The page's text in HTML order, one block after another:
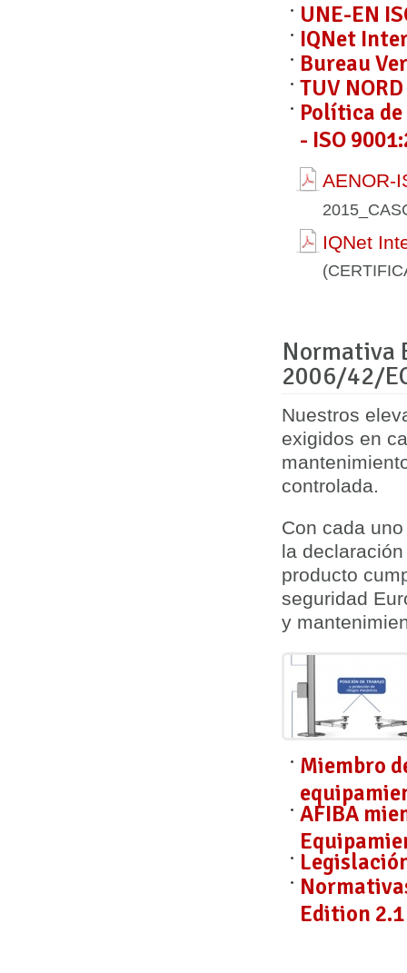
UNE-EN
IQNet
Bureau
TUV
Política de
- ISO
AENOR-
IQNet
Normativa
2006/42/
Nuestros
exigidos en
controlada.
Con cada
la
producto
seguridad
y
Miembro
AFIBA
Edition